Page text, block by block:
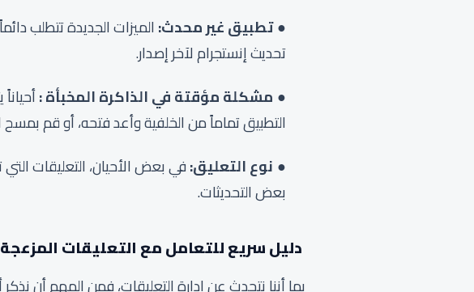
تطبيق غير محدث: الميزات الجديدة تتطلب
تحديث إنستجرام لآخر إصدار.
مشكلة مؤقتة في الذاكرة المخبأة :
التطبيق تماماً من الخلفية وأعد فتحه، أو قم
نوع التعليق:في بعض الأحيان، التعليقات
بعض التحديثات.
دليل سريع للتعامل مع التعليقات المزعجة
بما أننا نتحدث عن إدارة التعليقات، فمن المهم أن